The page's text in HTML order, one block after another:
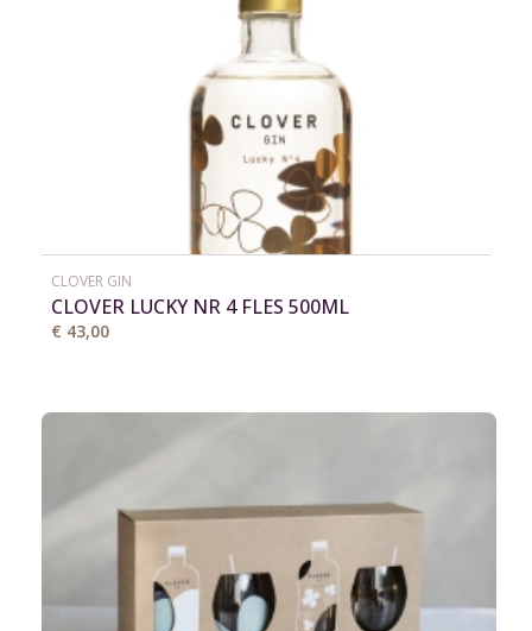
CLOVER GIN
CLOVER LUCKY NR 4 FLES 500ML
€ 43,00